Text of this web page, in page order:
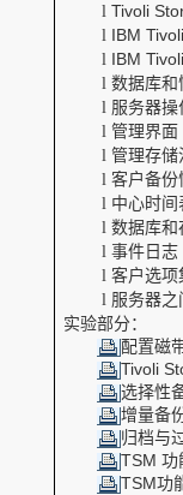
l Tivoli
l IBM
l IBM
l 数据库和
l 服务器
l 管理界面
l 管理存储
l 客户备份
l 中心时间
l 数据库和
l 事件日志
l 客户选项
l 服务器
实验部分：
配置磁
Tivoli
选择性
增量备
归档与
TSM功
TSM功